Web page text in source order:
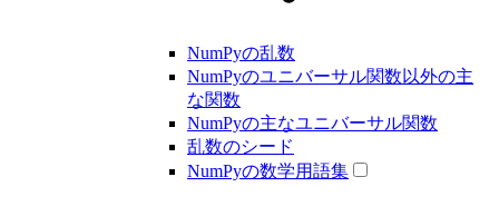
NumPyの乱数
NumPyのユニバーサル関数以外の主
な関数
NumPyの主なユニバーサル関数
乱数のシード
NumPyの数学用語集